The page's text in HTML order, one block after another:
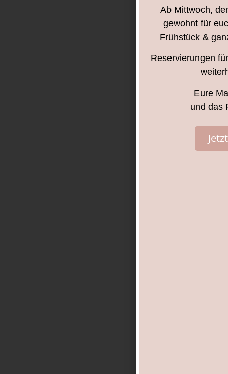
Ab Mittwoch,
gewohnt für
Frühstück &
Reservierungen
Eure
und das